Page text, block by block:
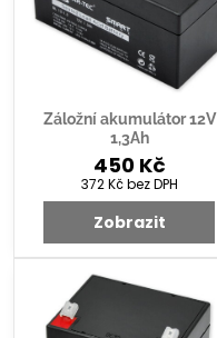
Záložní akumulátor 12V
1,3Ah
450 Kč
372 Kčbez DPH
Zobrazit